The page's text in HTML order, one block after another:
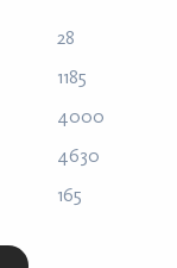
28
1185
4000
4630
165